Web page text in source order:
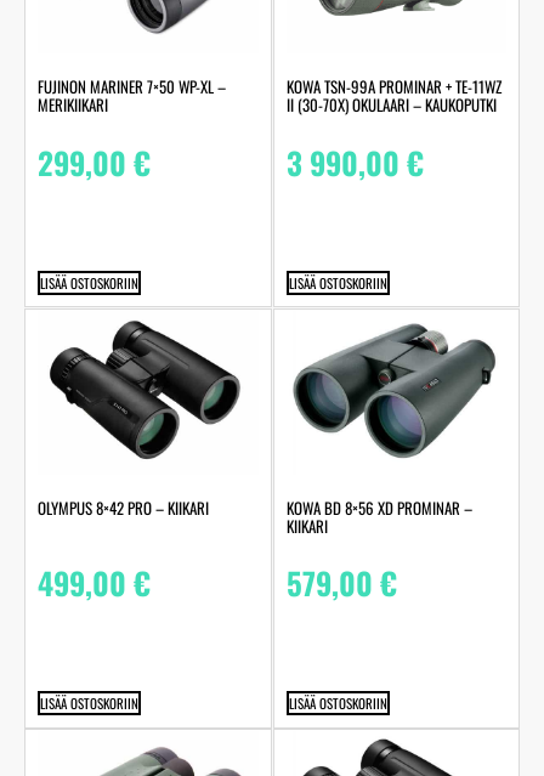
FUJINON MARINER 7×50 WP-XL –
MERIKIIKARI
299,00€
LISÄÄ OSTOSKORIIN
KOWA TSN-99A PROMINAR + TE-11WZ
II (30-70X) OKULAARI – KAUKOPUTKI
3 990,00€
LISÄÄ OSTOSKORIIN
OLYMPUS 8×42 PRO – KIIKARI
499,00€
LISÄÄ OSTOSKORIIN
KOWA BD 8×56 XD PROMINAR –
KIIKARI
579,00€
LISÄÄ OSTOSKORIIN